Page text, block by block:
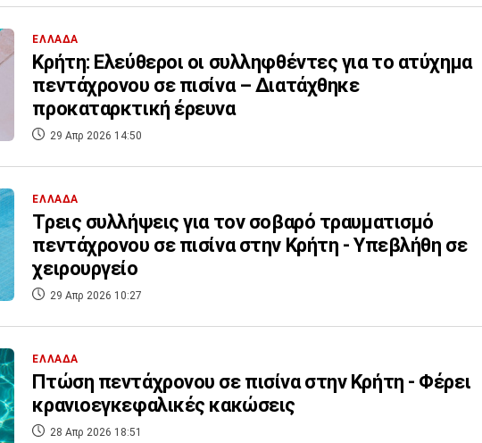
ΕΛΛΑΔΑ
Κρήτη: Ελεύθεροι οι συλληφθέντες για το ατύχημα
πεντάχρονου σε πισίνα – Διατάχθηκε
προκαταρκτική έρευνα
29 Απρ 2026 14:50
ΕΛΛΑΔΑ
Τρεις συλλήψεις για τον σοβαρό τραυματισμό
πεντάχρονου σε πισίνα στην Κρήτη - Υπεβλήθη σε
χειρουργείο
29 Απρ 2026 10:27
ΕΛΛΑΔΑ
Πτώση πεντάχρονου σε πισίνα στην Κρήτη - Φέρει
κρανιοεγκεφαλικές κακώσεις
28 Απρ 2026 18:51